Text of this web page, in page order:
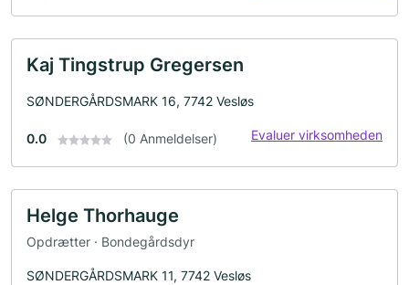
Kaj Tingstrup Gregersen
SØNDERGÅRDSMARK 16, 7742 Vesløs
0.0 (0 Anmeldelser) Evaluer virksomheden
Helge Thorhauge
Opdrætter · Bondegårdsdyr
SØNDERGÅRDSMARK 11, 7742 Vesløs